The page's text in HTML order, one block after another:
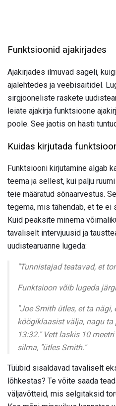
Funktsioonid ajakirjades
Ajakirjades ilmuvad sageli,
ajalehtedes ja veebisaitidel.
sirgjooneliste raskete
leiate ajakirja funktsioone
poole. See jaotis on hästi
Kuidas kirjutada
Funktsiooni kirjutamine algab
teema ja sellest, kui palju
teie määratud sõnaarvestus.
tegema, mis tähendab, et te ei
Kuid peaksite minema
tavaliselt intervjuusid ja
uudistearuanne lugeda:
"Tunnistajad teatavad, et
Funktsioon võib lugeda
"Joe Smith ütles, et ta
köögiklaasist välja, nagu
13:32." Vett laskis 10
silma, "ütles Smith."
Tüübid sisaldavad tavaliselt
lõhkestas? Te võite saada
väljavõtteid, mis selgitaksid